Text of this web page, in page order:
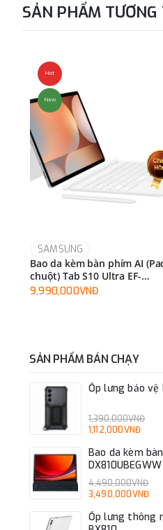
SẢN PHẨM TƯƠNG
Hot
New
SAMSUNG
Bao da kèm bàn phím AI
chuột) Tab S10 Ultra EF-
DX925UBEGWW
9,990,000VNĐ
SẢN PHẨM BÁN CHẠY
Ốp lưng bảo vệ
1,390,000VNĐ
1,112,000VNĐ
Bao da kèm
DX810UBEGWW
4,490,000VNĐ
3,490,000VNĐ
Ốp lưng thông